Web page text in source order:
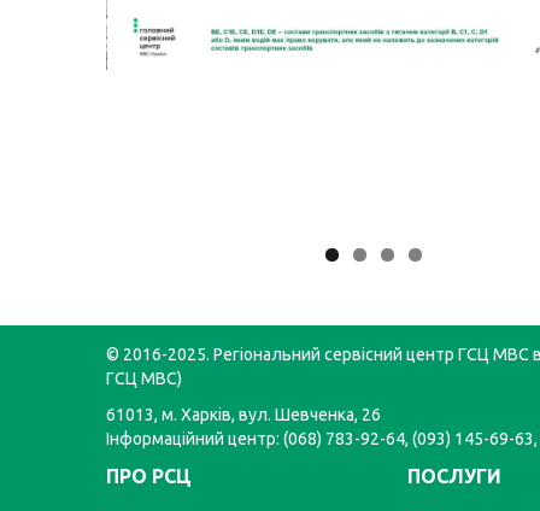
© 2016-2025. Регіональний сервісний центр ГСЦ МВС в
ГСЦ МВС)
61013, м. Харків, вул. Шевченка, 26
Інформаційний центр: (068) 783-92-64, (093) 145-69-
ПРО РСЦ ПОСЛУГИ